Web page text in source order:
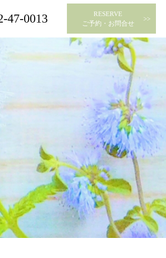
47-0013
RESERVE
​​​​​​​ご予約・お問合せ